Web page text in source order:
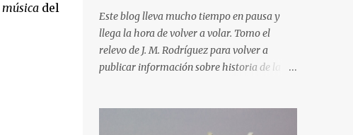
músicadel
Este blog lleva mucho tiempo en pausa y
llega la hora de volver a volar. Tomo el
relevo de J. M. Rodríguez para volver a
publicar información sobre historia de la